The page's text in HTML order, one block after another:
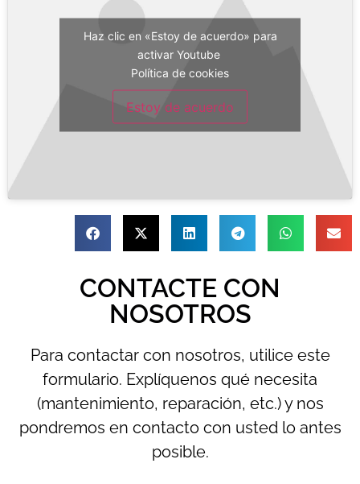
Haz clic en «Estoy de acuerdo» para
activar Youtube
Política de cookies
Estoy de acuerdo
CONTACTE CON
NOSOTROS
Para contactar con nosotros, utilice este
formulario. Explíquenos qué necesita
(mantenimiento, reparación, etc.) y nos
pondremos en contacto con usted lo antes
posible.